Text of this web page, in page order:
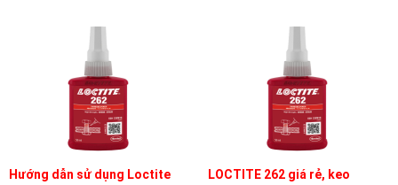
Hướng dẫn sử dụng Loctite
LOCTITE 262 giá rẻ, keo